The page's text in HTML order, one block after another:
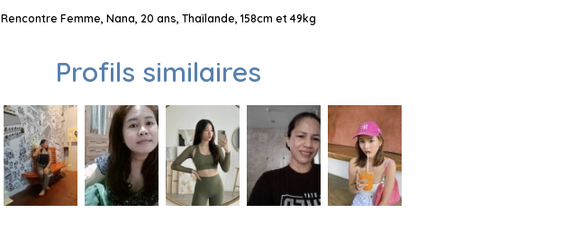
Rencontre Femme, Nana, 20 ans, Thaïlande, 158cm et 49kg
Profils similaires